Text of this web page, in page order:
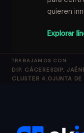
quieren
Explorar
TRABAJAMOS CON
DIP. CÁCERESDIP. JAÉN
CLUSTER 4.0JUNTA DE